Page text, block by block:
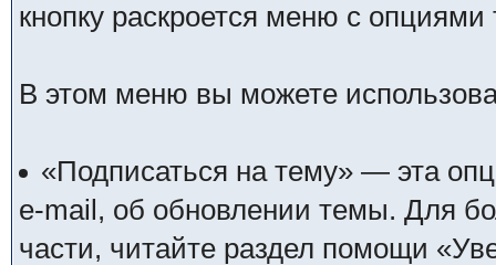
кнопку раскроется меню с
В этом меню вы можете
«Подписаться на тему» — эта
e-mail, об обновлении темы. Для
части, читайте раздел помощи